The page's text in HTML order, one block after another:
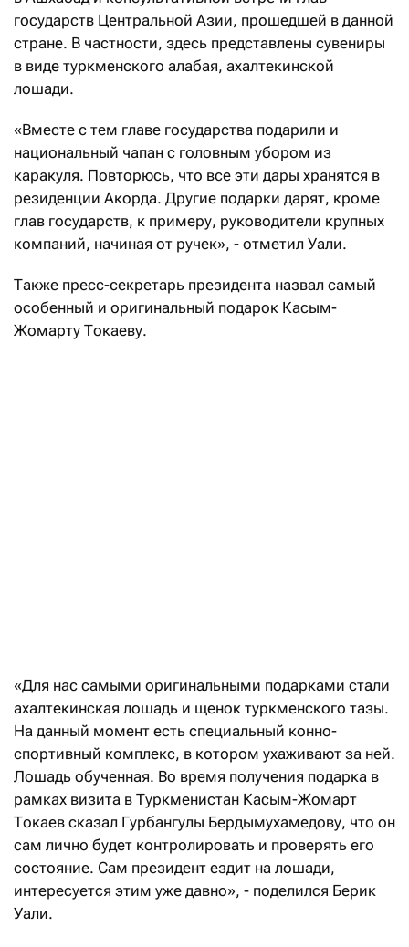
государств Центральной Азии, прошедшей в данной
стране. В частности, здесь представлены сувениры
в виде туркменского алабая, ахалтекинской
лошади.
«Вместе с тем главе государства подарили и
национальный чапан с головным убором из
каракуля. Повторюсь, что все эти дары хранятся в
резиденции Акорда. Другие подарки дарят, кроме
глав государств, к примеру, руководители крупных
компаний, начиная от ручек», - отметил Уали.
Также пресс-секретарь президента назвал самый
особенный и оригинальный подарок Касым-
Жомарту Токаеву.
«Для нас самыми оригинальными подарками стали
ахалтекинская лошадь и щенок туркменского тазы.
На данный момент есть специальный конно-
спортивный комплекс, в котором ухаживают за ней.
Лошадь обученная. Во время получения подарка в
рамках визита в Туркменистан Касым-Жомарт
Токаев сказал Гурбангулы Бердымухамедову, что он
сам лично будет контролировать и проверять его
состояние. Сам президент ездит на лошади,
интересуется этим уже давно», - поделился Берик
Уали.